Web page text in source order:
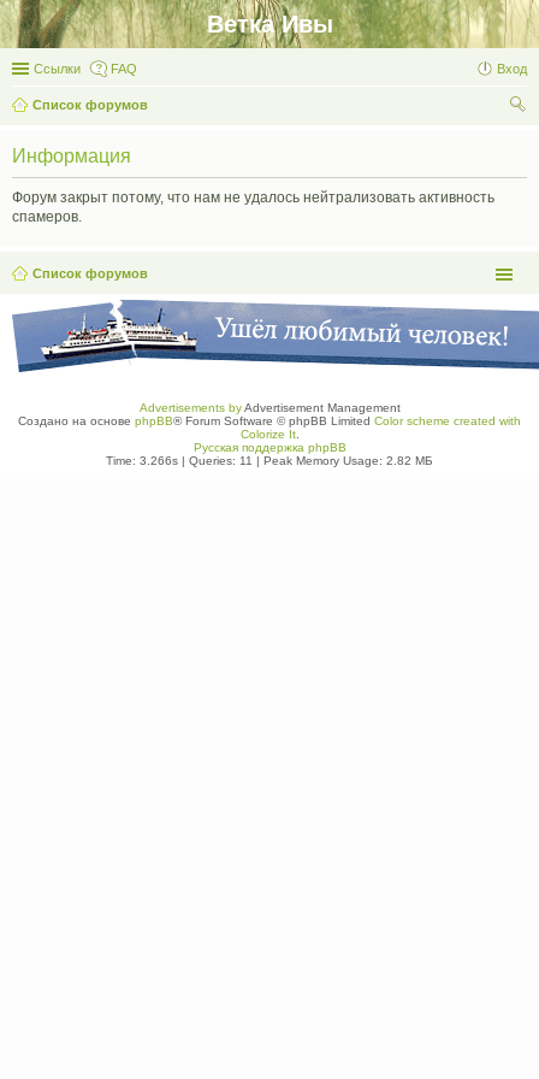
Ветка Ивы
Ссылки FAQ Вход
Список форумов
Информация
Форум закрыт потому, что нам не удалось нейтрализовать активность
спамеров.
Список форумов
Advertisements byAdvertisement Management
Создано на основе phpBB® Forum Software © phpBB Limited Color scheme created with
Colorize It.
Русская поддержка phpBB
Time: 3.266s | Queries: 11 | Peak Memory Usage: 2.82 МБ